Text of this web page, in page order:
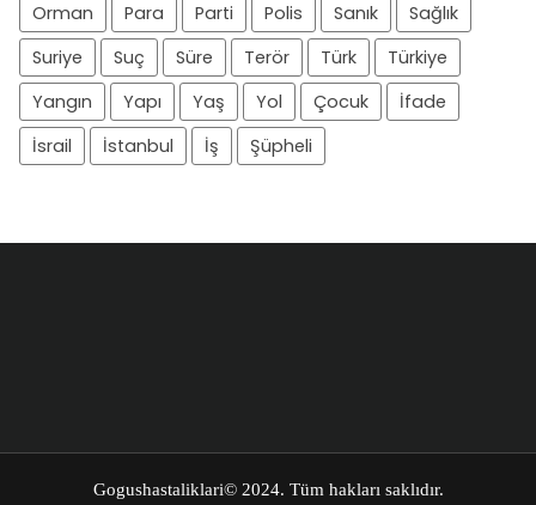
Orman
Para Parti Polis Sanık
Sağlık
Suriye
Suç Süre Terör Türk
Türkiye
Yangın
Yapı Yaş Yol Çocuk
İfade
İsrail
İstanbul İş Şüpheli
Gogushastaliklari© 2024. Tüm hakları saklıdır.